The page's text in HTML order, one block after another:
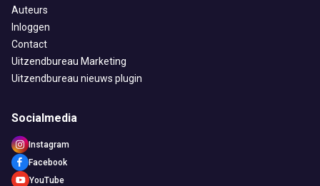
Auteurs
Inloggen
Contact
Uitzendbureau Marketing
Uitzendbureau nieuws plugin
Socialmedia
Instagram
Facebook
YouTube